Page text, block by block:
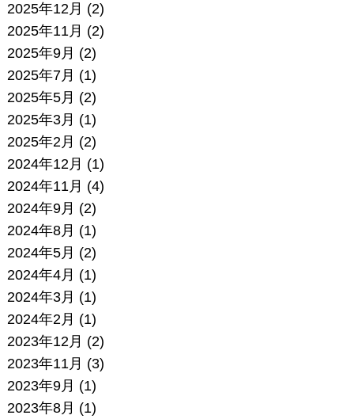
2025年12月 (2)
2025年11月 (2)
2025年9月 (2)
2025年7月 (1)
2025年5月 (2)
2025年3月 (1)
2025年2月 (2)
2024年12月 (1)
2024年11月 (4)
2024年9月 (2)
2024年8月 (1)
2024年5月 (2)
2024年4月 (1)
2024年3月 (1)
2024年2月 (1)
2023年12月 (2)
2023年11月 (3)
2023年9月 (1)
2023年8月 (1)